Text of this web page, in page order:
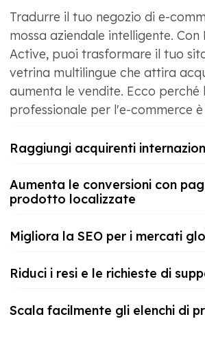
Tradurre il tuo negozio di e-
mossa aziendale intelligente.
Active, puoi trasformare il tuo
vetrina multilingue che attira
aumenta le vendite. Ecco perché
professionale per l'e-commerce
Raggiungi acquirenti
Aumenta le conversioni con
prodotto localizzate
Migliora la SEO per i mercati
Riduci i resi e le richieste di
Scala facilmente gli elenchi di